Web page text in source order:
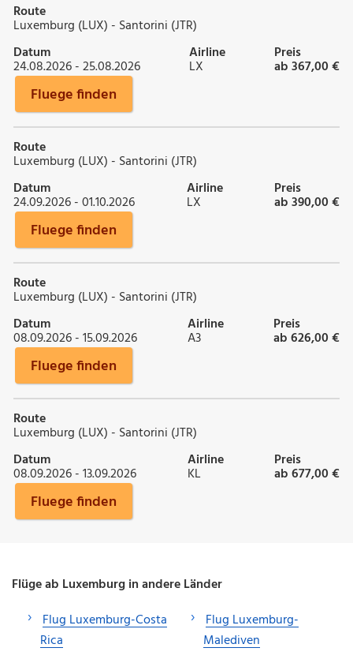
Route
Luxemburg (LUX) - Santorini (JTR)
Datum
24.08.2026 - 25.08.2026
Airline
LX
Preis
ab 367,00 €
Fluege finden
Route
Luxemburg (LUX) - Santorini (JTR)
Datum
24.09.2026 - 01.10.2026
Airline
LX
Preis
ab 390,00 €
Fluege finden
Route
Luxemburg (LUX) - Santorini (JTR)
Datum
08.09.2026 - 15.09.2026
Airline
A3
Preis
ab 626,00 €
Fluege finden
Route
Luxemburg (LUX) - Santorini (JTR)
Datum
08.09.2026 - 13.09.2026
Airline
KL
Preis
ab 677,00 €
Fluege finden
Flüge ab Luxemburg in andere Länder
Flug Luxemburg-Costa
Rica
Flug Luxemburg-
Malediven